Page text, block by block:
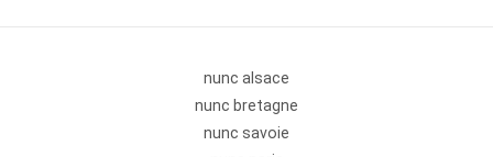
nunc alsace
nunc bretagne
nunc savoie